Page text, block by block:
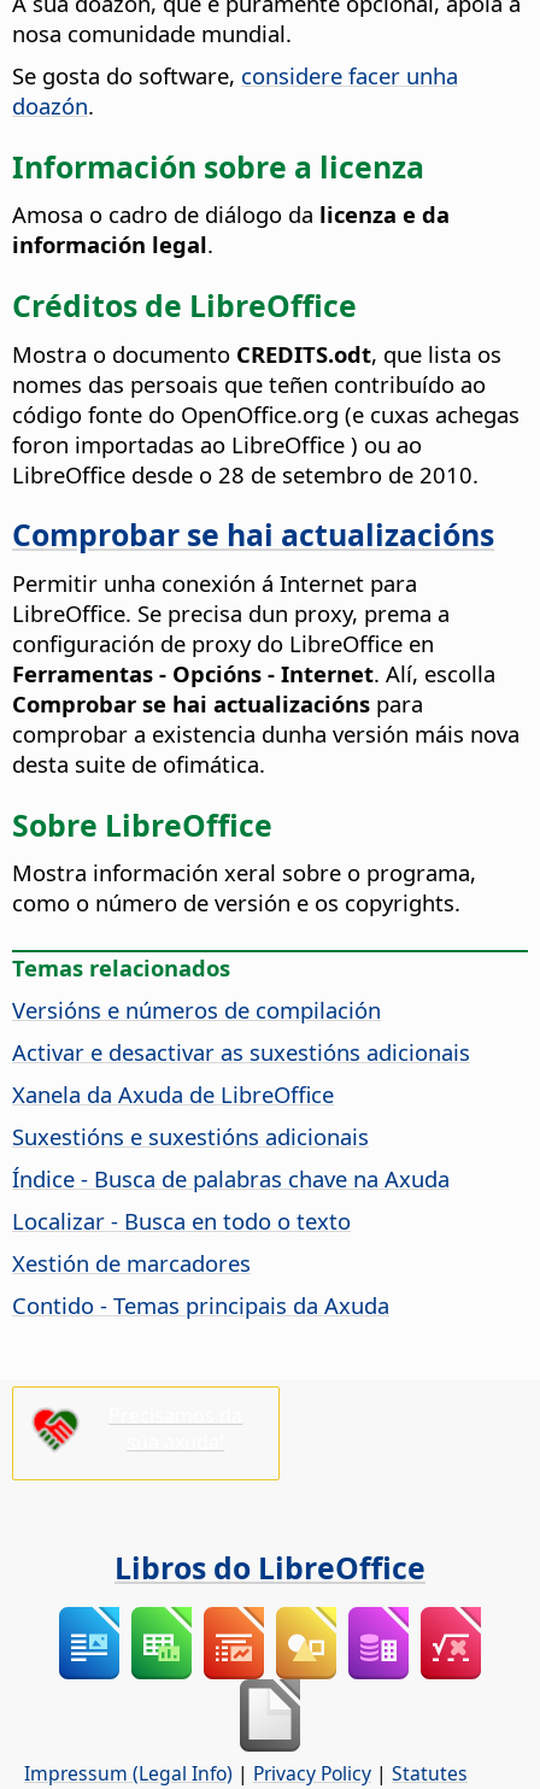
nosa comunidade mundial.
Se gosta do software, considere facer unha
doazón.
Información sobre a licenza
Amosa o cadro de diálogo da licenza e da
información legal.
Créditos de LibreOffice
Mostra o documento CREDITS.odt, que lista os
nomes das persoais que teñen contribuído ao
código fonte do OpenOffice.org (e cuxas achegas
foron importadas ao LibreOffice ) ou ao
LibreOffice desde o 28 de setembro de 2010.
Comprobar se hai actualizacións
Permitir unha conexión á Internet para
LibreOffice. Se precisa dun proxy, prema a
configuración de proxy do LibreOffice en
Ferramentas - Opcións - Internet. Alí, escolla
Comprobar se hai actualizacións para
comprobar a existencia dunha versión máis nova
desta suite de ofimática.
Sobre LibreOffice
Mostra información xeral sobre o programa,
como o número de versión e os copyrights.
Temas relacionados
Versións e números de compilación
Activar e desactivar as suxestións adicionais
Xanela da Axuda de LibreOffice
Suxestións e suxestións adicionais
Índice - Busca de palabras chave na Axuda
Localizar - Busca en todo o texto
Xestión de marcadores
Contido - Temas principais da Axuda
Libros do LibreOffice
Impressum (Legal Info) | Privacy Policy | Statutes